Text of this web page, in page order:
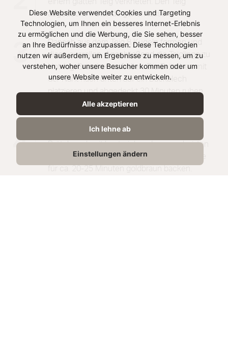
Diese Website verwendet Cookies und Targeting
Technologien, um Ihnen ein besseres Internet-Erlebnis
zu ermöglichen und die Werbung, die Sie sehen, besser
an Ihre Bedürfnisse anzupassen. Diese Technologien
nutzen wir außerdem, um Ergebnisse zu messen, um zu
verstehen, woher unsere Besucher kommen oder um
unsere Website weiter zu entwickeln.
Alle akzeptieren
Ich lehne ab
Einstellungen ändern
abgedeckt 1 Stunde gehen lassen.
3
Danach aus dem Teig 8 Kugeln formen und
diese ausrollen. Anschließend die Teiglinge zu
Hotdog-Brötchen aufrollen. Die Brötchen mit
der Naht nach unten auf ein Backblech
platzieren und abgedeckt 30 Minuten ruhen
4
Eigelb mit 1 EL Milch verrühren und die
Brötchen damit bestreichen. Im vorgeheizten
Backofen bei 180 Grad Ober- und Unterhitze